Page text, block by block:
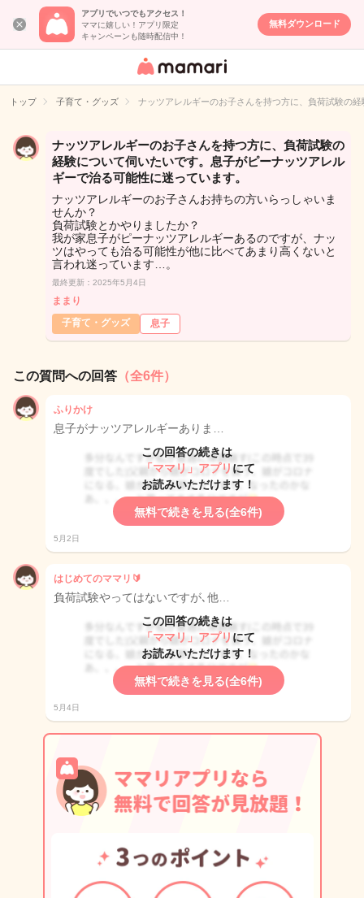
アプリでいつでもアクセス！
ママに嬉しい！アプリ限定
キャンペーンも随時配信中！
無料ダウンロード
女性専用匿名QA
イト
トップ 子育て・グッズ ナッツアレルギーのお子さんを持つ方に、負荷試験の
ナッツアレルギーのお子さんを持つ方に、負荷試験の
経験について伺いたいです。息子がピーナッツアレル
ギーで治る可能性に迷っています。
ナッツアレルギーのお子さんお持ちの方いらっしゃいま
せんか？
負荷試験とかやりましたか？
我が家息子がピーナッツアレルギーあるのですが、ナッ
ツはやっても治る可能性が他に比べてあまり高くないと
言われ迷っています…。
最終更新：2025年5月4日
ままり
子育て・グッズ
息子
この質問への回答 （全6件）
ふりかけ
息子がナッツアレルギーありま…
この回答の続きは
「ママリ」アプリ にて
お読みいただけます！
無料で続きを見る(全6件)
5月2日
はじめてのママリ🔰
負荷試験やってはないですが､他…
この回答の続きは
「ママリ」アプリ にて
お読みいただけます！
無料で続きを見る(全6件)
5月4日